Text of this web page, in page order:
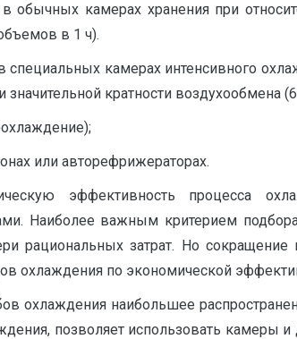
обычных камерах хранения при
в 1 ч).
камерах интенсивного
значительной кратности
или авторефрижераторах.
эффективность процесса
Наиболее важным критерием
рациональных затрат. Но
охлаждения по экономической
охлаждения наибольшее
позволяет использовать камеры